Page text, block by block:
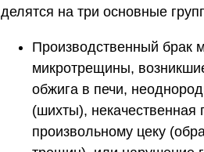
делятся на три основные
Производственный брак
микротрещины,
обжига в печи,
(шихты), некачественная
произвольному цеку